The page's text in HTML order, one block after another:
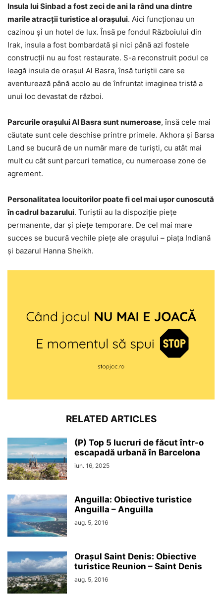
Insula lui Sinbad a fost zeci de ani la rând una dintre
marile atracții turistice al orașului. Aici funcționau un
cazinou și un hotel de lux. Însă pe fondul Războiului din
Irak, insula a fost bombardată și nici până azi fostele
construcții nu au fost restaurate. S-a reconstruit podul ce
leagă insula de orașul Al Basra, însă turiștii care se
aventurează până acolo au de înfruntat imaginea tristă a
unui loc devastat de război.
Parcurile orașului Al Basra sunt numeroase, însă cele mai
căutate sunt cele deschise printre primele. Akhora și Barsa
Land se bucură de un număr mare de turiști, cu atât mai
mult cu cât sunt parcuri tematice, cu numeroase zone de
agrement.
Personalitatea locuitorilor poate fi cel mai ușor cunoscută
în cadrul bazarului. Turiștii au la dispoziție piețe
permanente, dar și piețe temporare. De cel mai mare
succes se bucură vechile piețe ale orașului – piața Indiană
și bazarul Hanna Sheikh.
RELATED ARTICLES
(P) Top 5 lucruri de făcut într-o
escapadă urbană în Barcelona
iun. 16, 2025
Anguilla: Obiective turistice
Anguilla – Anguilla
aug. 5, 2016
Orașul Saint Denis: Obiective
turistice Reunion – Saint Denis
aug. 5, 2016